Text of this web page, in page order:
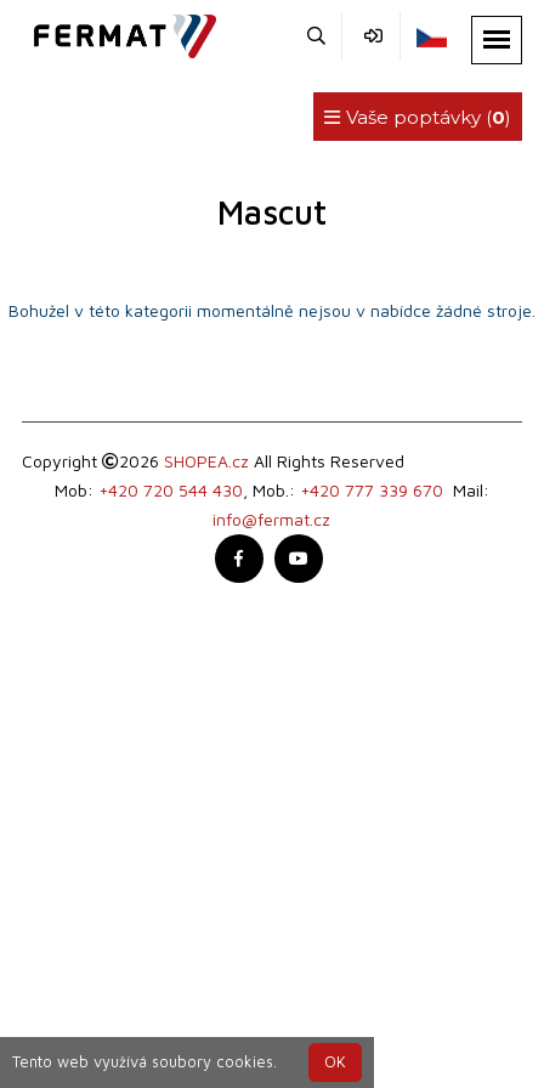
Vaše poptávky (0)
Mascut
Bohužel v této kategorii momentálně nejsou v nabídce žádné stroje.
Copyright 2026 SHOPEA.cz All Rights Reserved
Mob: +420 720 544 430 , Mob.: +420 777 339 670 Mail:
info@fermat.cz
Tento web využívá soubory cookies. OK